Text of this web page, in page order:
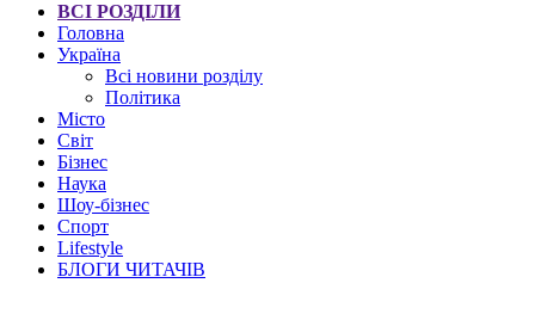
ВСІ РОЗДІЛИ
Головна
Україна
Всі новини розділу
Політика
Місто
Світ
Бізнес
Наука
Шоу-бізнес
Спорт
Lifestyle
БЛОГИ ЧИТАЧІВ